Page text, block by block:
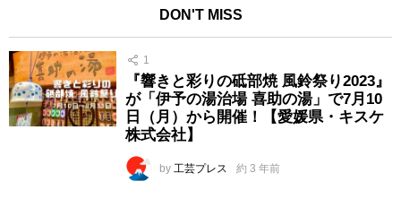
DON'T MISS
1
『響きと彩りの砥部焼 風鈴祭り2023』
が「伊予の湯治場 喜助の湯」で7月10
日（月）から開催！【愛媛県・キスケ
株式会社】
by 工芸プレス 約 3 年前